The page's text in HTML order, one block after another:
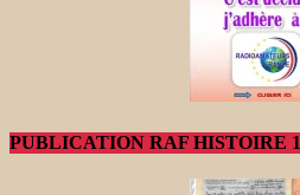
PUBLICATION RAF HISTOIRE